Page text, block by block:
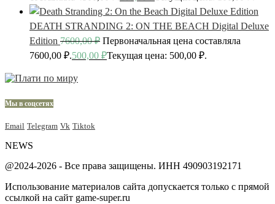
DEATH STRANDING 2: ON THE BEACH Digital Deluxe
Edition 7600,00₽ Первоначальная цена составляла
7600,00 ₽.500,00 ₽Текущая цена: 500,00 ₽.
Мы в соцсетях
Email Telegram Vk Tiktok
NEWS
@2024-2026 - Все права защищены. ИНН 490903192171
Использование материалов сайта допускается только с прямой
ссылкой на сайт game-super.ru